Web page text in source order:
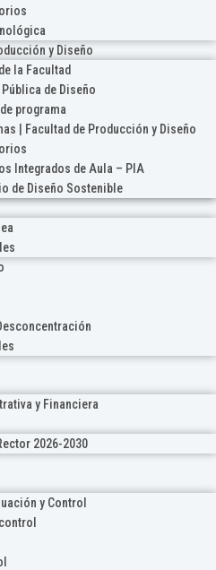
y Diseño
la Facultad
Pública de Diseño
programa
| Facultad de Producción y Diseño
Integrados de Aula – PIA
de Diseño Sostenible
y Financiera
2026-2030
y Control